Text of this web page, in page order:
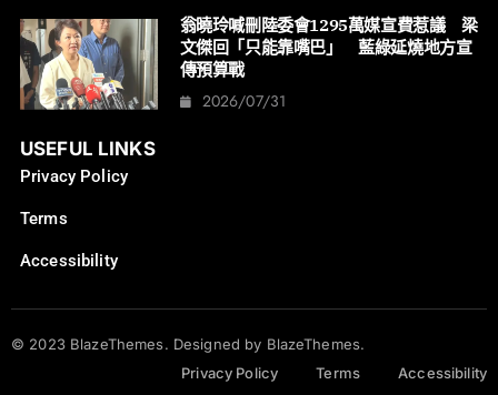
翁曉玲喊刪陸委會1295萬媒宣費惹議 梁
文傑回「只能靠嘴巴」 藍綠延燒地方宣
傳預算戰
2026/07/31
USEFUL LINKS
Privacy Policy
Terms
Accessibility
© 2023 BlazeThemes. Designed by BlazeThemes.
Privacy Policy
Terms Accessibility